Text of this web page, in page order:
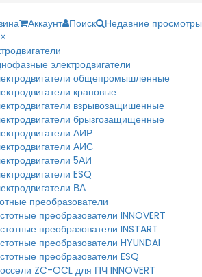
Аккаунт Поиск Недавние просмотры
×
электродвигатели
общепромышленные
крановые
взрывозащишенные
брызгозащищенные
АИР
АИС
5АИ
ESQ
ВА
преобразователи
преобразователи INNOVERT
преобразователи INSTART
преобразователи HYUNDAI
преобразователи ESQ
ZC-OCL для ПЧ INNOVERT